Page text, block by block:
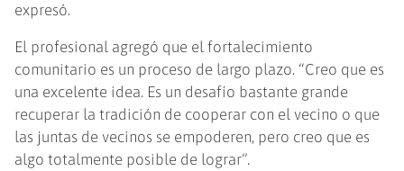
expresó.
El profesional agregó que el fortalecimiento
comunitario es un proceso de largo plazo. “Creo que es
una excelente idea. Es un desafío bastante grande
recuperar la tradición de cooperar con el vecino o que
las juntas de vecinos se empoderen, pero creo que es
algo totalmente posible de lograr”.